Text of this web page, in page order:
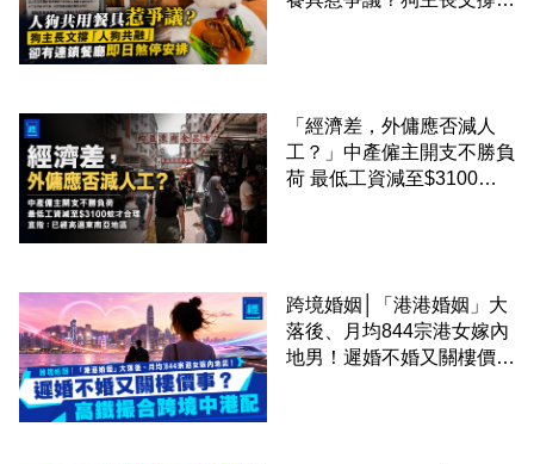
「經濟差，外傭應否減人
工？」中產僱主開支不勝負
荷 最低工資減至$3100蚊
跨境婚姻│「港港婚姻」大
落後、月均844宗港女嫁內
地男！遲婚不婚又關樓價